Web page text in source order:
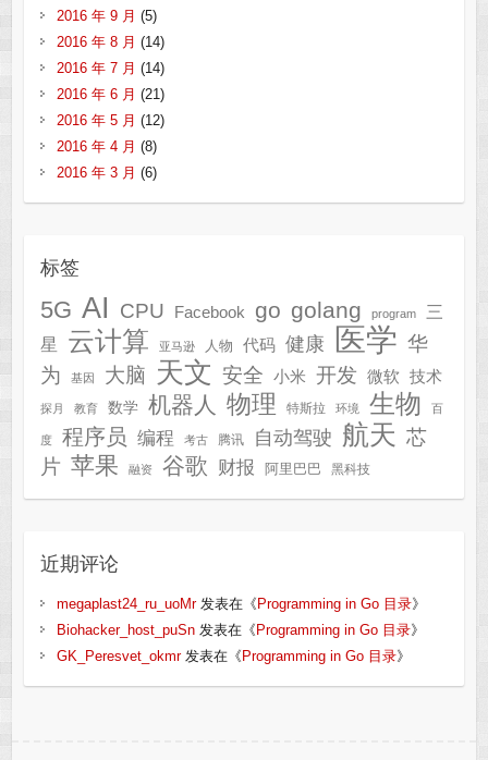
2016 年 9 月 (5)
2016 年 8 月 (14)
2016 年 7 月 (14)
2016 年 6 月 (21)
2016 年 5 月 (12)
2016 年 4 月 (8)
2016 年 3 月 (6)
标签
5G AI CPU Facebook go golang program
三
星
云计算 亚马逊 人物 代码 健康 医学 华
为
基因 大脑 天文 安全 小米 开发 微软 技术
探月 教育 数学 机器人 物理 特斯拉 环境 生物 百
度 程序员 编程 考古 腾讯 自动驾驶 航天 芯
片 苹果 融资 谷歌 财报 阿里巴巴 黑科技
近期评论
megaplast24_ru_uoMr发表在《 Programming in Go 目录》
Biohacker_host_puSn发表在《 Programming in Go 目录》
GK_Peresvet_okmr发表在《 Programming in Go 目录》